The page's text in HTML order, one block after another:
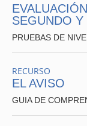
de
SEGUNDO
PRUEBAS DE
RECURSO
EL AVISO
GUIA DE